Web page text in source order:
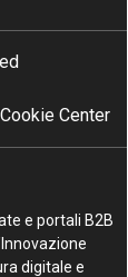
Cookie Center
e portali B2B
digitale e